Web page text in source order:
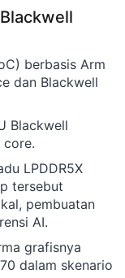
berbasis Arm
dan Blackwell
Blackwell
core.
LPDDR5X
tersebut
pembuatan
AI.
grafisnya
dalam skenario